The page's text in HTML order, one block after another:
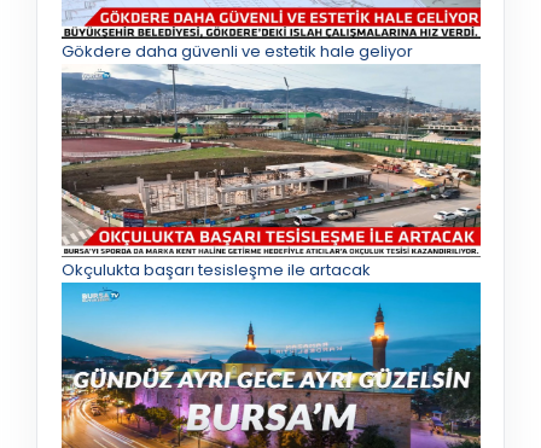
Gökdere daha güvenli ve estetik hale geliyor
Okçulukta başarı tesisleşme ile artacak